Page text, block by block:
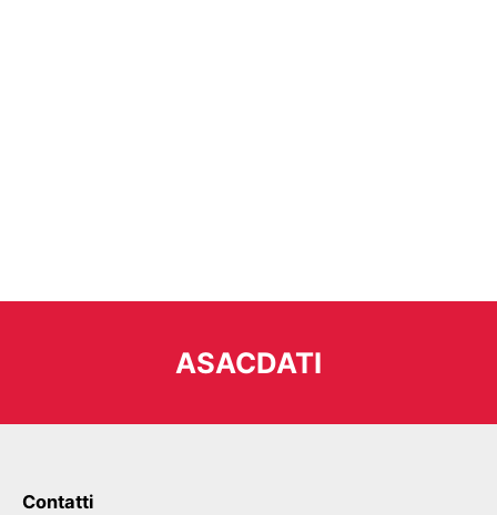
ASACDATI
Contatti